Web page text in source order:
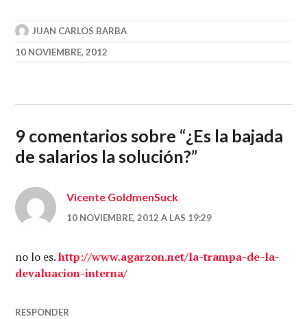
JUAN CARLOS BARBA
10 NOVIEMBRE, 2012
9 comentarios sobre “¿Es la bajada
de salarios la solución?”
Vicente GoldmenSuck
10 NOVIEMBRE, 2012 A LAS 19:29
no lo es.http://www.agarzon.net/la-trampa-de-la-
devaluacion-interna/
RESPONDER